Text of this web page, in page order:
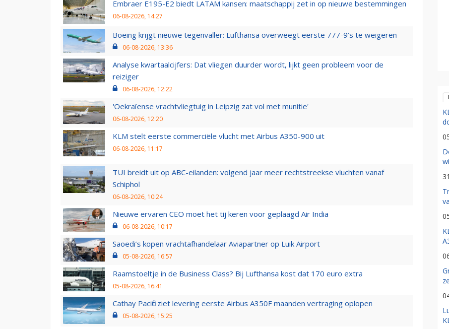
Embraer E195-E2 biedt LATAM kansen: maatschappij zet in op nieuwe bestemmingen
06-08-2026, 14:27
Boeing krijgt nieuwe tegenvaller: Lufthansa overweegt eerste 777-9’s te weigeren
06-08-2026, 13:36
Analyse kwartaalcijfers: Dat vliegen duurder wordt, lijkt geen probleem voor de
reiziger
06-08-2026, 12:22
'Oekraïense vrachtvliegtuig in Leipzig zat vol met munitie'
06-08-2026, 12:20
KLM stelt eerste commerciële vlucht met Airbus A350-900 uit
06-08-2026, 11:17
TUI breidt uit op ABC-eilanden: volgend jaar meer rechtstreekse vluchten vanaf
Schiphol
06-08-2026, 10:24
Nieuwe ervaren CEO moet het tij keren voor geplaagd Air India
06-08-2026, 10:17
Saoedi’s kopen vrachtafhandelaar Aviapartner op Luik Airport
05-08-2026, 16:57
Raamstoeltje in de Business Class? Bij Lufthansa kost dat 170 euro extra
05-08-2026, 16:41
Cathay Pacific ziet levering eerste Airbus A350F maanden vertraging oplopen
05-08-2026, 15:25